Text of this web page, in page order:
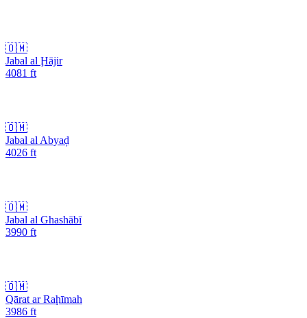
🇴🇲
Jabal al Ḩājir
4081 ft
🇴🇲
Jabal al Abyaḑ
4026 ft
🇴🇲
Jabal al Ghashābī
3990 ft
🇴🇲
Qārat ar Raḩīmah
3986 ft